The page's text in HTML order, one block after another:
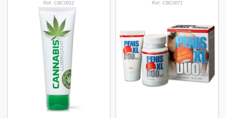
Ref. CBC0012 Ref. CBC0071